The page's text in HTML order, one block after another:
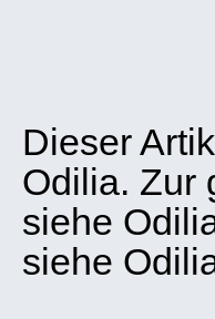
Dieser
Odilia. Zur
siehe
siehe